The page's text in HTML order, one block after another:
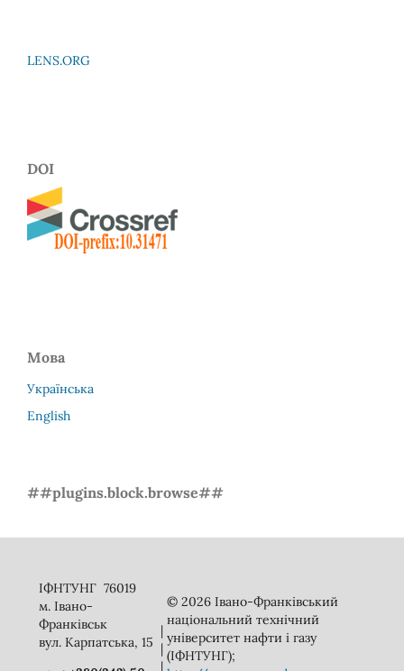
LENS.ORG
DOI
Мова
Українська
English
##plugins.block.browse##
ІФНТУНГ 76019
м. Івано-
Франківськ
вул. Карпатська, 15
|
|
|
© 2026 Івано-Франківський
національний технічний
університет нафти і газу
(ІФНТУНГ);